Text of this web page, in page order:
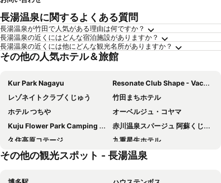
長湯温泉に関するよくある質問
長湯温泉が竹田で人気がある理由は何ですか？
長湯温泉の近くにはどんな宿泊施設がありますか？
長湯温泉の近くには他にどんな観光名所がありますか？
その他の人気ホテル＆旅館
Kur Park Nagayu
Resonate Club Shape - Vacation STAY 60135v
レゾネイトクラブくじゅう
竹田まちホテル
ホテル つちや
オーベルジュ・コヤマ
Kuju Flower Park Camping Resort Hana To Hoshi
赤川温泉スパージュ 阿蘇くじゅう国立公園
久住高原コテージ
九重星生ホテル
B&B Yufu SDGs Building - Vacation STAY 88856v
SDGs house with shower room - Vacation STAY 34864v
その他の観光スポット - 長湯温泉